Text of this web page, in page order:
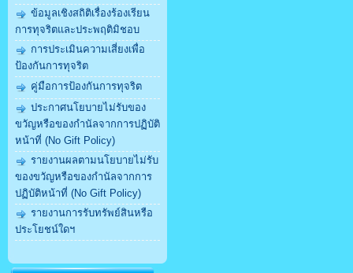
ข้อมูลเชิงสถิติเรื่องร้องเรียน
การทุจริตและประพฤติมิชอบ
การประเมินความเสี่ยงเพื่อ
ป้องกันการทุจริต
คู่มือการป้องกันการทุจริต
ประกาศนโยบายไม่รับของ
ขวัญหรือของกำนัลจากการปฏิบัติ
หน้าที่ (No Gift Policy)
รายงานผลตามนโยบายไม่รับ
ของขวัญหรือของกำนัลจากการ
ปฏิบัติหน้าที่ (No Gift Policy)
รายงานการรับทรัพย์สินหรือ
ประโยชน์ใดฯ